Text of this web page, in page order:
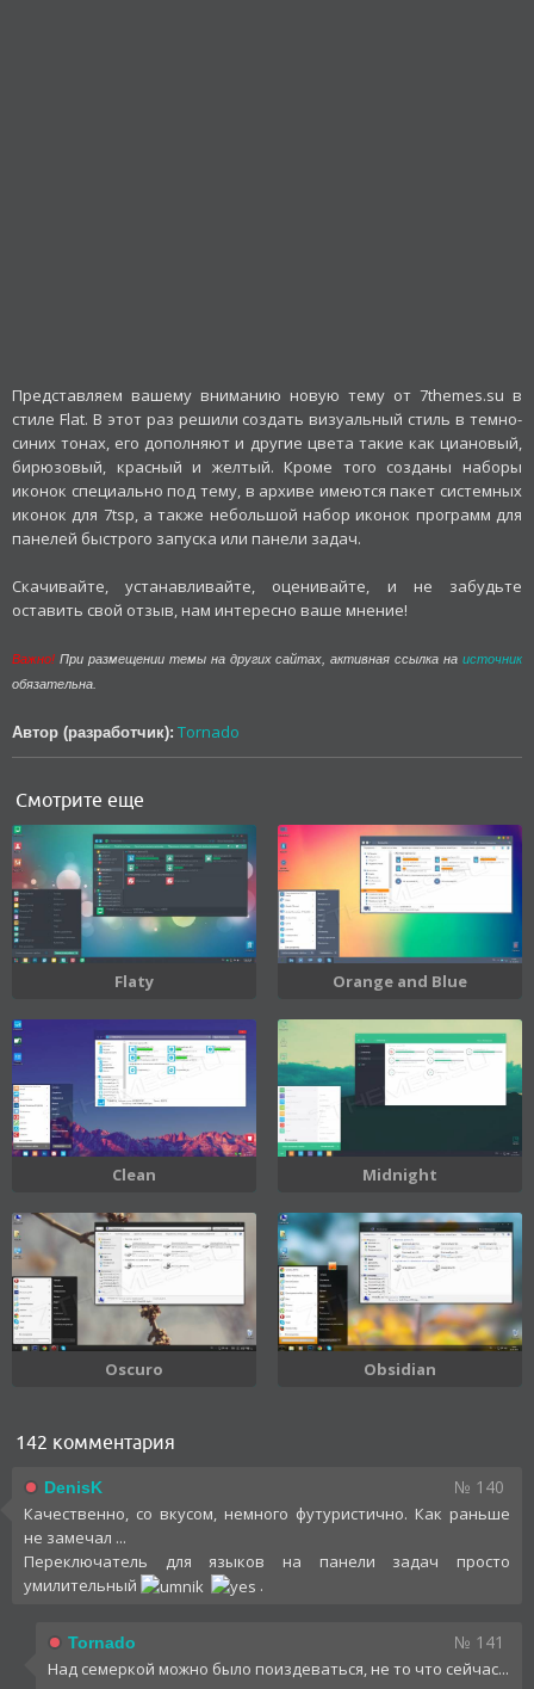
Представляем вашему вниманию новую тему от 7themes.su в
стиле Flat. В этот раз решили создать визуальный стиль в темно-
синих тонах, его дополняют и другие цвета такие как циановый,
бирюзовый, красный и желтый. Кроме того созданы наборы
иконок специально под тему, в архиве имеются пакет системных
иконок для 7tsp, а также небольшой набор иконок программ для
панелей быстрого запуска или панели задач.
Скачивайте, устанавливайте, оценивайте, и не забудьте
оставить свой отзыв, нам интересно ваше мнение!
Важно! При размещении темы на других сайтах, активная ссылка наисточник
обязательна.
Автор (разработчик): Tornado
Смотрите еще
Flaty Orange and Blue
Clean Midnight
Oscuro Obsidian
142 комментария
DenisK № 140
Качественно, со вкусом, немного футуристично. Как раньше
не замечал ...
Переключатель для языков на панели задач просто
умилительный
.
Tornado № 141
Над семеркой можно было поиздеваться, не то что сейчас...